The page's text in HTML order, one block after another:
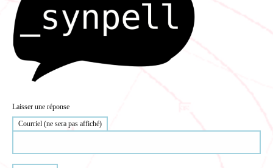
Laisser une réponse
Courriel (ne sera pas affiché)